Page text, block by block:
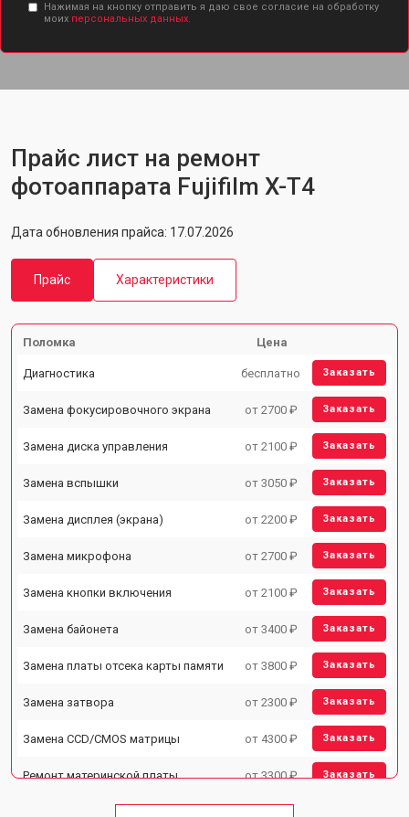
Нажимая на кнопку отправить я даю свое согласие на обработку
моих персональных данных.
Прайс лист на ремонт
фотоаппарата Fujifilm X-T4
Дата обновления прайса: 17.07.2026
Прайс Характеристики
Поломка Цена
Диагностика бесплатно Заказать
Замена фокусировочного экрана от 2700 ₽ Заказать
Замена диска управления от 2100 ₽ Заказать
Замена вспышки от 3050 ₽ Заказать
Замена дисплея (экрана) от 2200 ₽ Заказать
Замена микрофона от 2700 ₽ Заказать
Замена кнопки включения от 2100 ₽ Заказать
Замена байонета от 3400 ₽ Заказать
Замена платы отсека карты памяти от 3800 ₽ Заказать
Замена затвора от 2300 ₽ Заказать
Замена CCD/CMOS матрицы от 4300 ₽ Заказать
Ремонт материнской платы от 3300 ₽ Заказать